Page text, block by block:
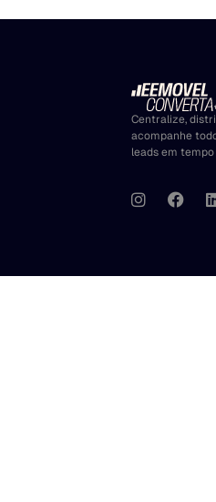
Centralize,
acompanhe
leads em